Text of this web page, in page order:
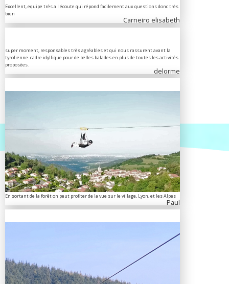
Excellent, equipe très a l écoute qui répond facilement aux questions donc très
bien
Carneiro elisabeth
super moment, responsables très agréables et qui nous rassurent avant la
tyrolienne. cadre idyllique pour de belles balades en plus de toutes les activités
proposées.
delorme
En sortant de la forêt on peut profiter de la vue sur le village, Lyon, et les Alpes
Paul